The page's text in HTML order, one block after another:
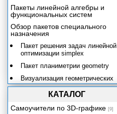
Пакеты линейной алгебры и
функциональных систем
Обзор пакетов специального
назначения
Пакет решения задач линейной
оптимизации simplex
Пакет планиметрии geometry
Визуализация геометрических
объектов с помощью пакета
Пакет стереометрии geom3d
КАТАЛОГ
Самоучители по 3D-графике [9]